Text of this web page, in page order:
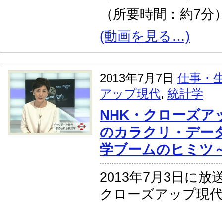
（所要時間：約7分
(動画を見る…)
2013年7月7日 仕事・
アップ現代, 統計学
NHK・クローズア
のカラクリ・デー
学ブームのヒミツ
2013年7月3日に放
クローズアップ現